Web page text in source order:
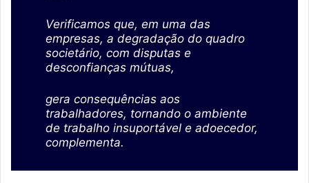
Verificamos que, em uma das
empresas, a degradação do quadro
societário, com disputas e
desconfianças mútuas,
gera consequências aos
trabalhadores, tornando o ambiente
de trabalho insuportável e adoecedor,
complementa.